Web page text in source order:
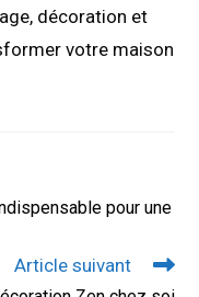
décoration et
votre maison
pour une
Article suivant